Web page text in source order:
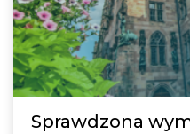
Sprawdzona